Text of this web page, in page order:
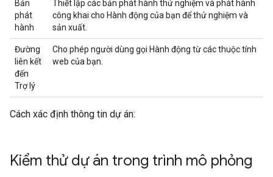
Bản
phát
hành
Thiết lập các bản phát hành thử nghiệm và phát hành
công khai cho Hành động của bạn để thử nghiệm và
sản xuất.
Đường
liên kết
đến
Trợ lý
Cho phép người dùng gọi Hành động từ các thuộc tính
web của bạn.
Cách xác định thông tin dự án:
Kiểm thử dự án trong trình mô phỏng